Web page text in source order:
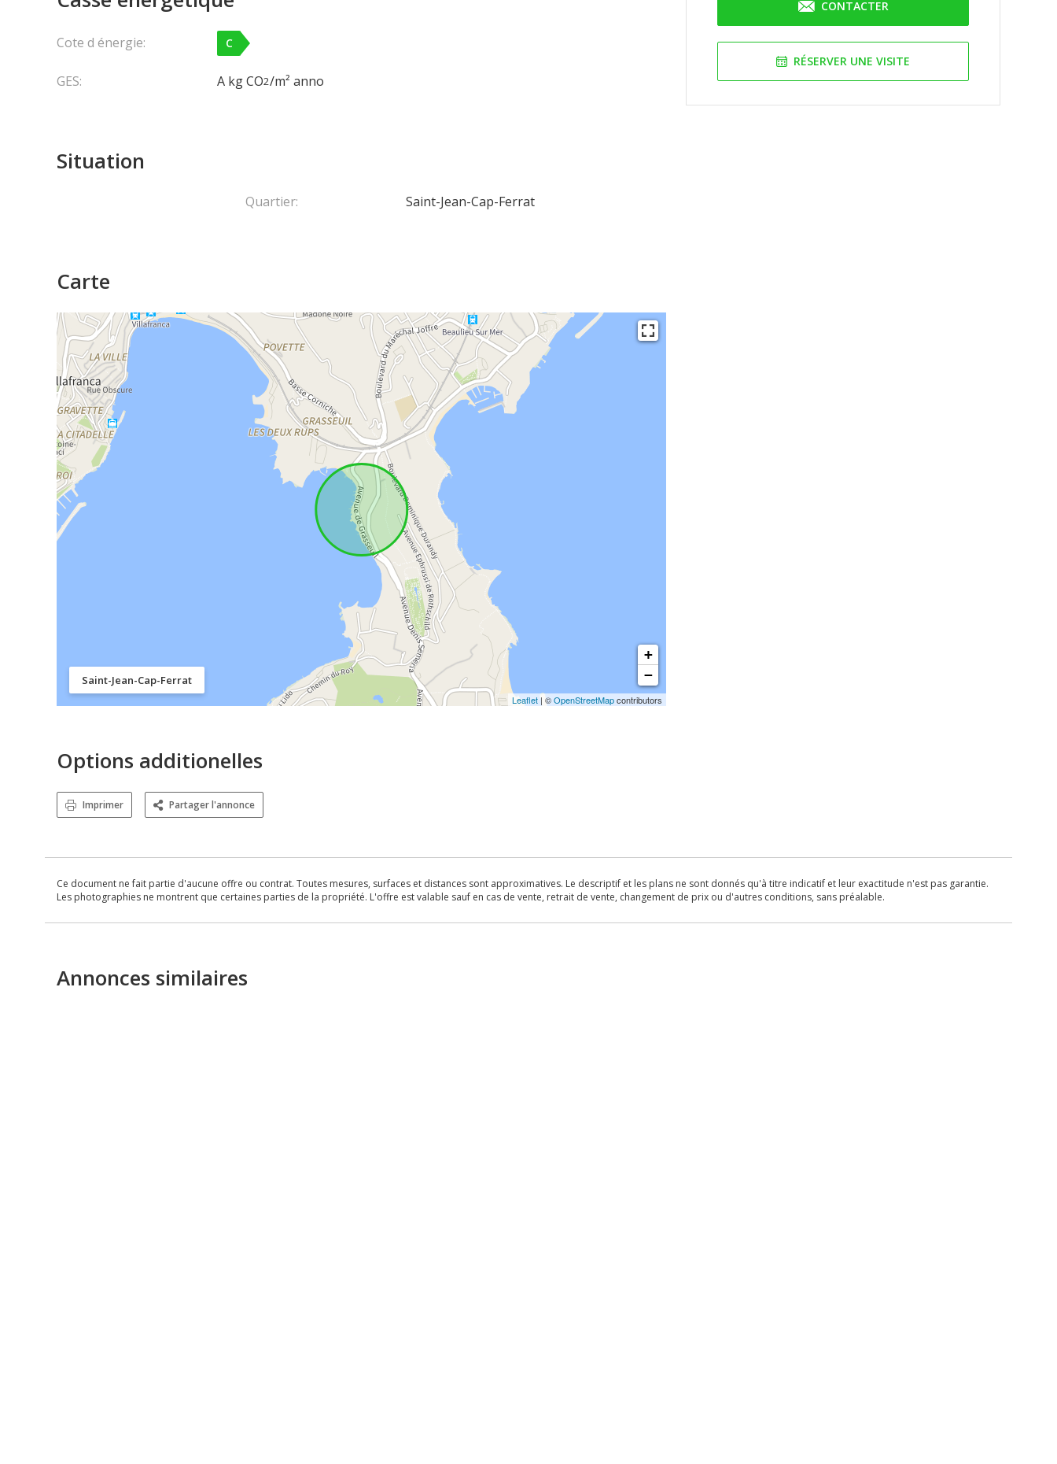
CONTACTER
RÉSERVER UNE VISITE
Cote d énergie: C
GES: A kg CO2/m² anno
Situation
Quartier: Saint-Jean-Cap-Ferrat
Carte
Saint-Jean-Cap-Ferrat
+
−
Leaflet| ©OpenStreetMapcontributors
Options additionelles
Imprimer Partager l'annonce
Ce document ne fait partie d'aucune offre ou contrat. Toutes mesures, surfaces et distances sont approximatives. Le descriptif et les plans ne sont donnés qu'à titre indicatif et leur exactitude n'est pas garantie.
Les photographies ne montrent que certaines parties de la propriété. L'offre est valable sauf en cas de vente, retrait de vente, changement de prix ou d'autres conditions, sans préalable.
Annonces similaires